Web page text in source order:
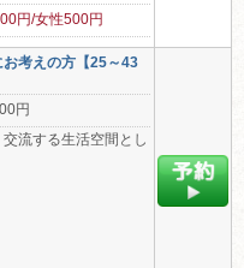
円/女性500円
考えの方【25～43
円
流する生活空間とし